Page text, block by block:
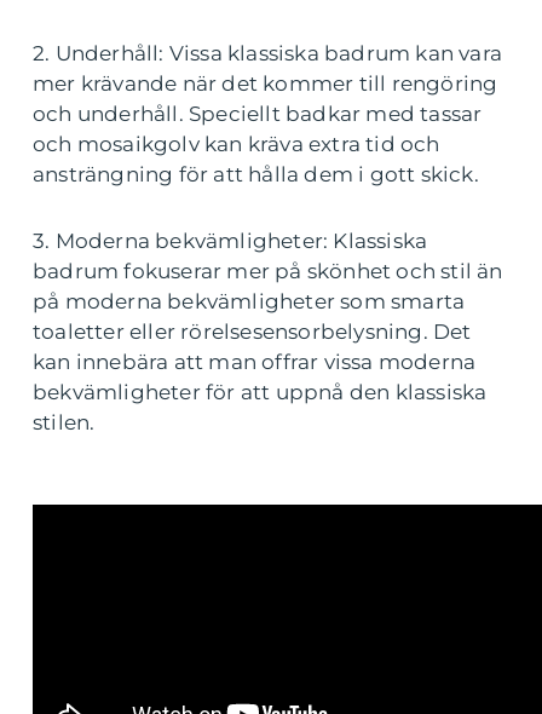
2. Underhåll: Vissa klassiska badrum kan vara
mer krävande när det kommer till rengöring
och underhåll. Speciellt badkar med tassar
och mosaikgolv kan kräva extra tid och
ansträngning för att hålla dem i gott skick.
3. Moderna bekvämligheter: Klassiska
badrum fokuserar mer på skönhet och stil än
på moderna bekvämligheter som smarta
toaletter eller rörelsesensorbelysning. Det
kan innebära att man offrar vissa moderna
bekvämligheter för att uppnå den klassiska
stilen.